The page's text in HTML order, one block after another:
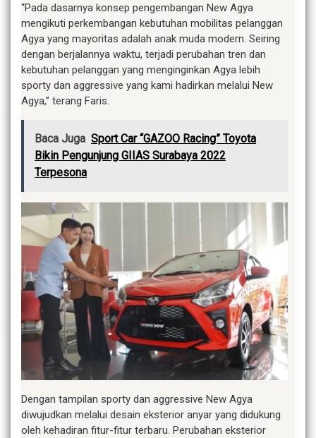
“Pada dasarnya konsep pengembangan New Agya
mengikuti perkembangan kebutuhan mobilitas pelanggan
Agya yang mayoritas adalah anak muda modern. Seiring
dengan berjalannya waktu, terjadi perubahan tren dan
kebutuhan pelanggan yang menginginkan Agya lebih
sporty dan aggressive yang kami hadirkan melalui New
Agya,” terang Faris.
Baca Juga Sport Car “GAZOO Racing” Toyota
Bikin Pengunjung GIIAS Surabaya 2022
Terpesona
Dengan tampilan sporty dan aggressive New Agya
diwujudkan melalui desain eksterior anyar yang didukung
oleh kehadiran fitur-fitur terbaru. Perubahan eksterior